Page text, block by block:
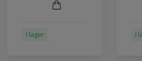
I lager I